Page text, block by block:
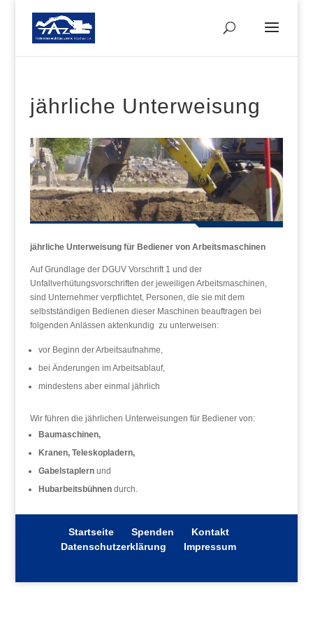
jährliche Unterweisung
jährliche Unterweisung für Bediener von Arbeitsmaschinen
Auf Grundlage der DGUV Vorschrift 1 und der
Unfallverhütungsvorschriften der jeweiligen Arbeitsmaschinen,
sind Unternehmer verpflichtet, Personen, die sie mit dem
selbstständigen Bedienen dieser Maschinen beauftragen bei
folgenden Anlässen aktenkundig zu unterweisen:
vor Beginn der Arbeitsaufnahme,
bei Änderungen im Arbeitsablauf,
mindestens aber einmal jährlich
Wir führen die jährlichen Unterweisungen für Bediener von:
Baumaschinen,
Kranen, Teleskopladern,
Gabelstaplern und
Hubarbeitsbühnen durch.
Startseite Spenden
Kontakt
Datenschutzerklärung
Impressum